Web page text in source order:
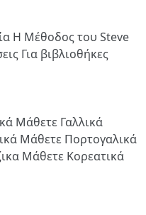
Η Μέθοδος του Steve
Για βιβλιοθήκες
Μάθετε Γαλλικά
Μάθετε Πορτογαλικά
Μάθετε Κορεατικά